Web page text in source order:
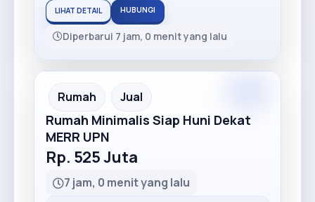
LIHAT DETAIL HUBUNGI
Diperbarui 7 jam, 0 menit yang lalu
Recommended
Rumah Jual
Rumah Minimalis Siap Huni Dekat
MERR UPN
Rp. 525 Juta
7 jam, 0 menit yang lalu